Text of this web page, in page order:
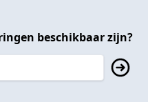
beschikbaar zijn?